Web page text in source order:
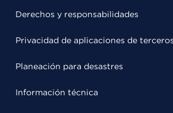
Derechos y responsabilidades
Privacidad de aplicaciones de terceros
Planeación para desastres
Información técnica